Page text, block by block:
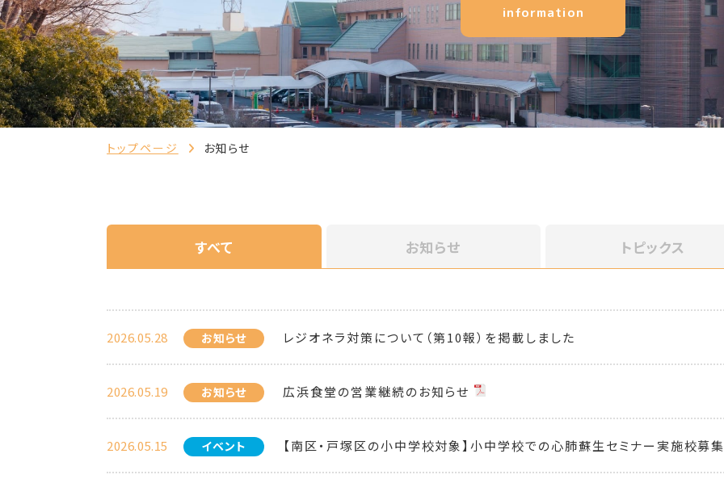
information
トップページ お知らせ
すべて お知らせ トピックス
2026.05.28 お知らせ レジオネラ対策について（第10報）を掲載しました
2026.05.19 お知らせ 広浜食堂の営業継続のお知らせ
2026.05.15 イベント 【南区・戸塚区の小中学校対象】小中学校での心肺蘇生セミナー実施校募